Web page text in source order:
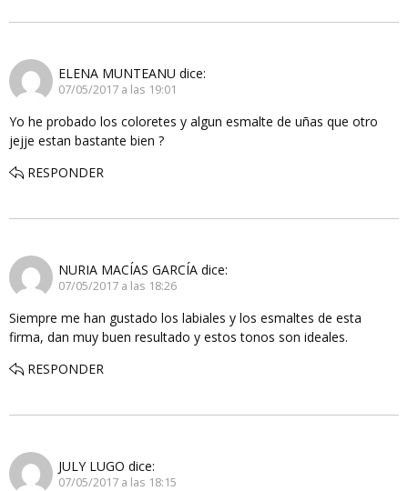
ELENA MUNTEANU dice:
07/05/2017 a las 19:01
Yo he probado los coloretes y algun esmalte de uñas que otro
jejje estan bastante bien ?
RESPONDER
NURIA MACÍAS GARCÍA dice:
07/05/2017 a las 18:26
Siempre me han gustado los labiales y los esmaltes de esta
firma, dan muy buen resultado y estos tonos son ideales.
RESPONDER
JULY LUGO dice:
07/05/2017 a las 18:15